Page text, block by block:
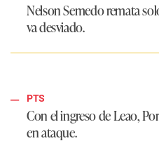
Nelson Semedo remata
va desviado.
PTS
Con el ingreso de Leao,
en ataque.